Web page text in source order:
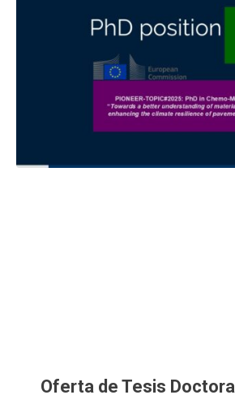
Oferta de Tesis Doctoral